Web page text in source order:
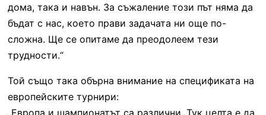
дома, така и навън. За съжаление този път няма да
бъдат с нас, което прави задачата ни още по-
сложна. Ще се опитаме да преодолеем тези
трудности.“
Той също така обърна внимание на спецификата на
европейските турнири:
„Европа и шампионатът са различни. Тук целта е да